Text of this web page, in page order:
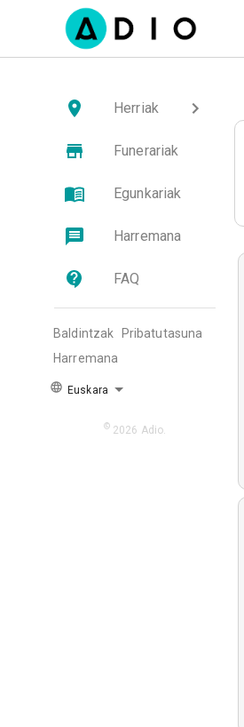
Herriak
Funerariak
Egunkariak
Harremana
FAQ
Baldintzak
Pribatutasuna
Harremana
Euskara
© 2026 Adio.